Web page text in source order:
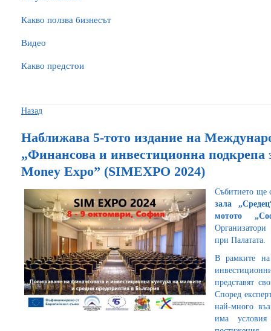
Какво ползва бизнесът
Видео
Какво предстои
Назад
Наближава 5-тото издание на
„Финансова и инвестиционна
Money Expo” (SIMEXPO 2024)
Събитието ще
зала
мотото
при Палатата.
В рамките на
представят
Според
най-много
има